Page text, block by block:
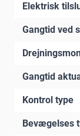
Elektrisk
Gangtid ved
Gangtid
Kontrol type
Bevægelses